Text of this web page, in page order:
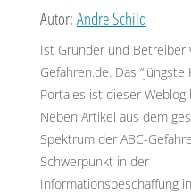
im Freien: 2750 m
im Inneren von
3. Darstellung auf
Grafische Lösung
(bitte die Erklärung in
Autor: Andre Schild
Ist Gründer und Betreiber
Gefahren.de. Das “jüngste
Portales ist dieser Weblog
Neben Artikel aus dem
Spektrum der ABC-
Schwerpunkt in der
Informationsbeschaffung